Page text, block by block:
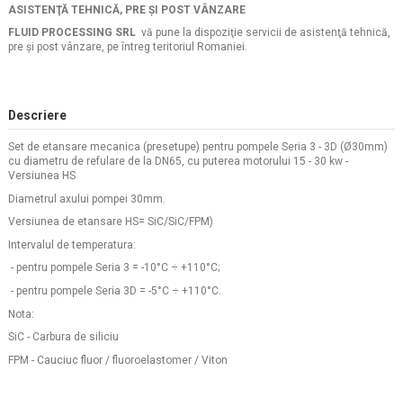
ASISTENŢĂ TEHNICĂ, PRE ŞI POST VÂNZARE
FLUID PROCESSING SRL vă pune la dispoziţie servicii de asistenţă tehnică,
pre şi post vânzare, pe întreg teritoriul Romaniei.
Descriere
Set de etansare mecanica (presetupe) pentru pompele Seria 3 - 3D (Ø30mm)
cu diametru de refulare de la DN65, cu puterea motorului 15 - 30 kw -
Versiunea HS
Diametrul axului pompei 30mm.
Versiunea de etansare HS= SiC/SiC/FPM)
Intervalul de temperatura:
- pentru pompele Seria 3 = -10°C ÷ +110°C;
- pentru pompele Seria 3D = -5°C ÷ +110°C.
Nota:
SiC - Carbura de siliciu
FPM - Cauciuc fluor / fluoroelastomer / Viton